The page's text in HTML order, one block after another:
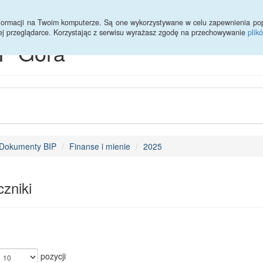
na Twoim komputerze. Są one wykorzystywane w celu zapewnienia
Korzystając z serwisu wyrażasz zgodę na przechowywanie
Góra
BIP Finanse i mienie 2025
pozycji